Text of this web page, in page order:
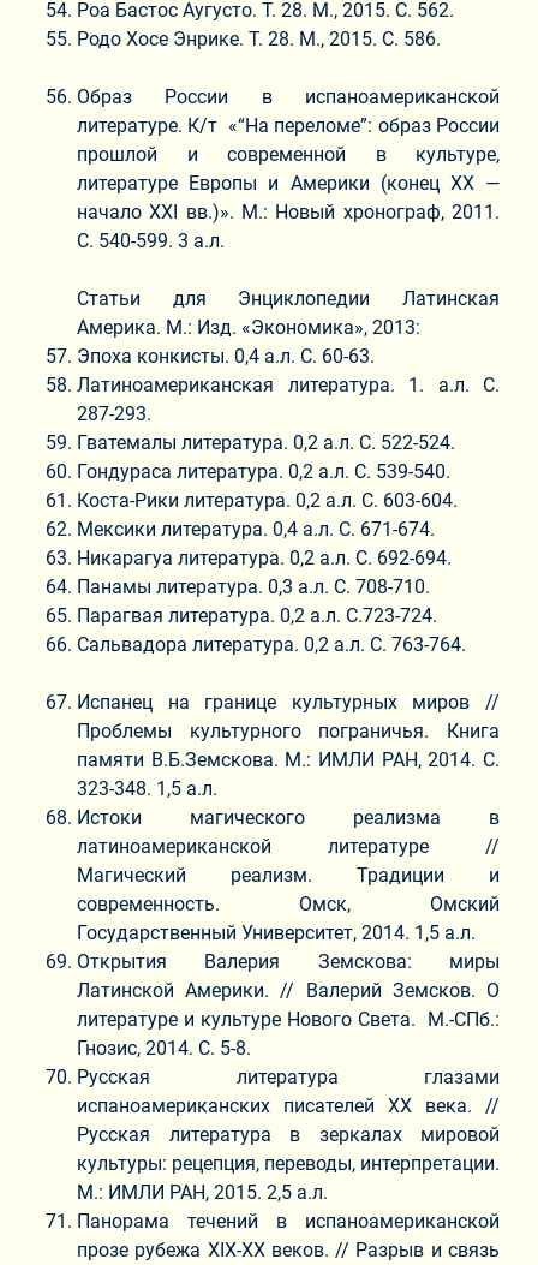
Роа Бастос Аугусто. Т. 28. М., 2015. С. 562.
Родо Хосе Энрике. Т. 28. М., 2015. С. 586.
Образ России в испаноамериканской
литературе. К/т «“На переломе”: образ России
прошлой и современной в культуре,
литературе Европы и Америки (конец XX —
начало XXI вв.)». М.: Новый хронограф, 2011.
С. 540-599. 3 а.л.
Статьи для Энциклопедии Латинская
Америка. М.: Изд. «Экономика», 2013:
Эпоха конкисты. 0,4 а.л. С. 60-63.
Латиноамериканская литература. 1. а.л. С.
287-293.
Гватемалы литература. 0,2 а.л. С. 522-524.
Гондураса литература. 0,2 а.л. С. 539-540.
Коста-Рики литература. 0,2 а.л. С. 603-604.
Мексики литература. 0,4 а.л. С. 671-674.
Никарагуа литература. 0,2 а.л. С. 692-694.
Панамы литература. 0,3 а.л. С. 708-710.
Парагвая литература. 0,2 а.л. С.723-724.
Сальвадора литература. 0,2 а.л. С. 763-764.
Испанец на границе культурных миров //
Проблемы культурного пограничья. Книга
памяти В.Б.Земскова. М.: ИМЛИ РАН, 2014. С.
323-348. 1,5 а.л.
Истоки магического реализма в
латиноамериканской литературе //
Магический реализм. Традиции и
современность. Омск, Омский
Государственный Университет, 2014. 1,5 а.л.
Открытия Валерия Земскова: миры
Латинской Америки. // Валерий Земсков. О
литературе и культуре Нового Света. М.-СПб.:
Гнозис, 2014. С. 5-8.
Русская литература глазами
испаноамериканских писателей ХХ века. //
Русская литература в зеркалах мировой
культуры: рецепция, переводы, интерпретации.
М.: ИМЛИ РАН, 2015. 2,5 а.л.
Панорама течений в испаноамериканской
прозе рубежа XIX-XX веков. // Разрыв и связь